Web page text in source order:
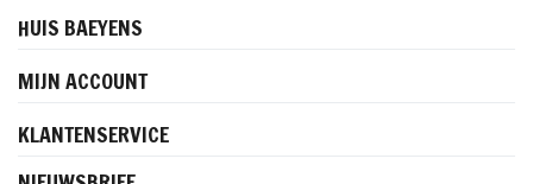
HUIS BAEYENS
MIJN ACCOUNT
KLANTENSERVICE